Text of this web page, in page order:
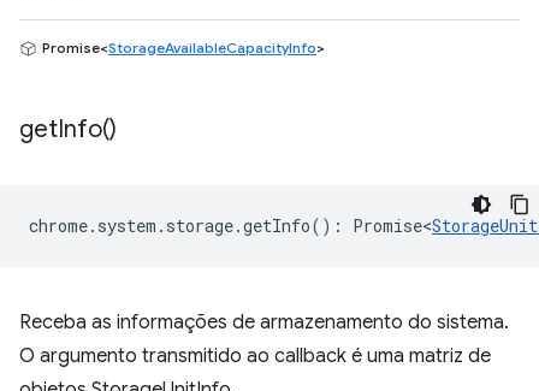
Promise<StorageAvailableCapacityInfo>
getInfo()
chrome. system . storage.getInfo() : Promise<
Receba as informações de armazenamento do sistema.
O argumento transmitido ao callback é uma matriz de